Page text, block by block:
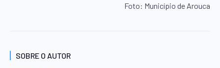
Foto: Município de Arouca
SOBRE O AUTOR